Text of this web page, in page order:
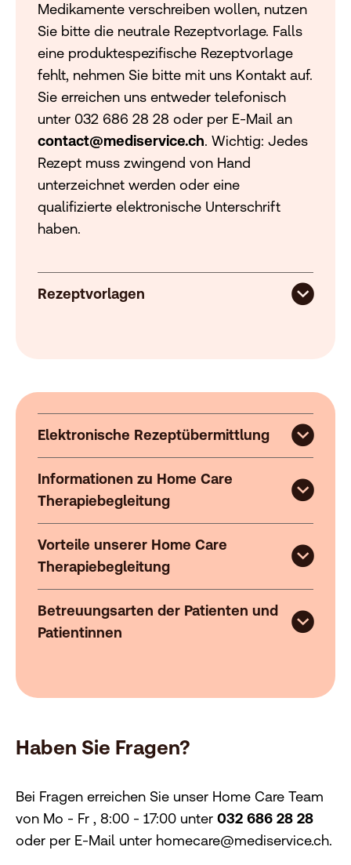
Medikamente verschreiben wollen, nutzen
Sie bitte die neutrale Rezeptvorlage. Falls
eine produktespezifische Rezeptvorlage
fehlt, nehmen Sie bitte mit uns Kontakt auf.
Sie erreichen uns entweder telefonisch
unter 032 686 28 28 oder per E-Mail an
contact@mediservice.ch. Wichtig: Jedes
Rezept muss zwingend von Hand
unterzeichnet werden oder eine
qualifizierte elektronische Unterschrift
haben.
Rezeptvorlagen
Elektronische Rezeptübermittlung
Informationen zu Home Care
Therapiebegleitung
Vorteile unserer Home Care
Therapiebegleitung
Betreuungsarten der Patienten und
Patientinnen
Haben Sie Fragen?
Bei Fragen erreichen Sie unser Home Care Team
von Mo - Fr , 8:00 - 17:00 unter 032 686 28 28
oder per E-Mail unter homecare@mediservice.ch.